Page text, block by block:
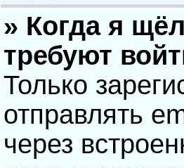
» Когда я
требуют
Только
отправлять
через